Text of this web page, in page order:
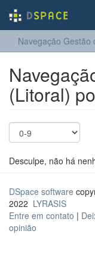
Navegação Gestão
(Litoral)
Desculpe, não há
DSpace software
2022 LYRASIS
Entre em contato |
opinião